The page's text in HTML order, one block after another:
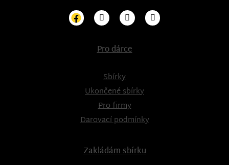
Pro dárce
Sbírky
Ukončené sbírky
Pro firmy
Darovací podmínky
Zakládám sbírku